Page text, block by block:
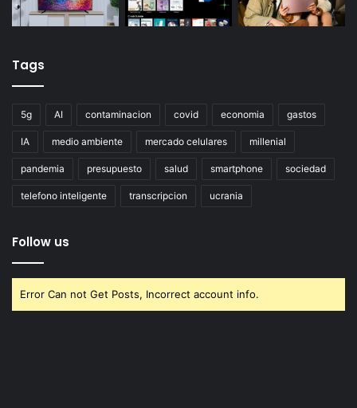
Tags
5g AI contaminacion covid economia gastos
IA medio ambiente mercado celulares millenial
pandemia presupuesto salud smartphone sociedad
telefono inteligente transcripcion ucrania
Follow us
Error Can not Get Posts, Incorrect account info.